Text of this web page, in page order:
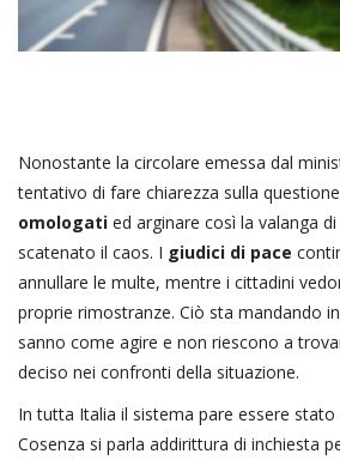
Nonostante la circolare emessa dal
tentativo di fare chiarezza sulla
omologati ed arginare così la valanga
scatenato il caos. I giudici di pace
annullare le multe, mentre i cittadini
proprie rimostranze. Ciò sta mandando
sanno come agire e non riescono a
deciso nei confronti della situazione.
In tutta Italia il sistema pare essere stato
Cosenza si parla addirittura di inchiesta